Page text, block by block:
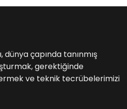
dünya çapında tanınmış
gerektiğinde
ve teknik tecrübelerimizi